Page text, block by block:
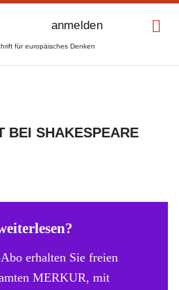
für europäisches Denken
anmelden
BEI SHAKESPEARE
erhalten Sie freien
MERKUR, mit